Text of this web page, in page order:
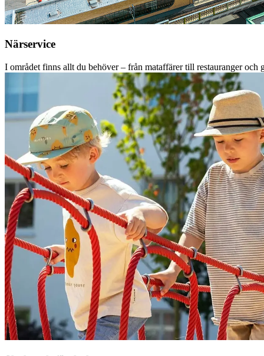
Närservice
I området finns allt du behöver – från mataffärer till restauranger och